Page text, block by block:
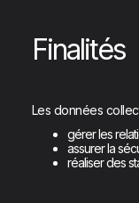
Finalités
Les données
gérer les
assurer la
réaliser des